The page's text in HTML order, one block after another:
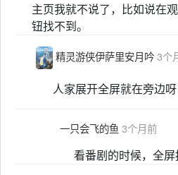
主页我就不说了，比如说在
钮找不到。
精灵游侠伊萨里安月吟3个
人家展开全屏就在旁边呀
一只会飞的鱼 3个月前
看番剧的时候，全屏